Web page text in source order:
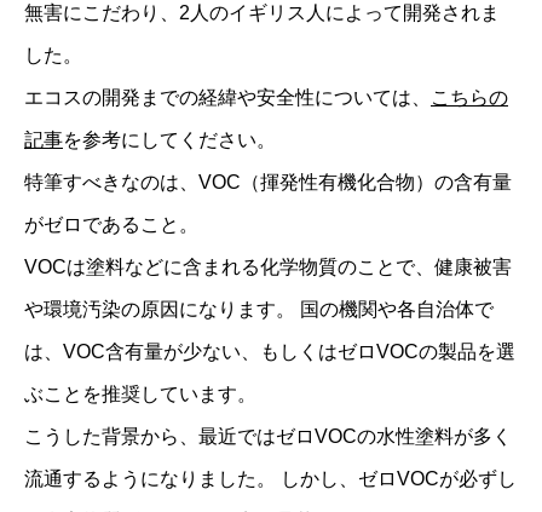
無害にこだわり、2人のイギリス人によって開発されま
した。
エコスの開発までの経緯や安全性については、 こちらの
記事を参考にしてください。
特筆すべきなのは、VOC（揮発性有機化合物）の含有量
がゼロであること。
VOCは塗料などに含まれる化学物質のことで、健康被害
や環境汚染の原因になります。 国の機関や各自治体で
は、VOC含有量が少ない、もしくはゼロVOCの製品を選
ぶことを推奨しています。
こうした背景から、最近ではゼロVOCの水性塗料が多く
流通するようになりました。 しかし、ゼロVOCが必ずし